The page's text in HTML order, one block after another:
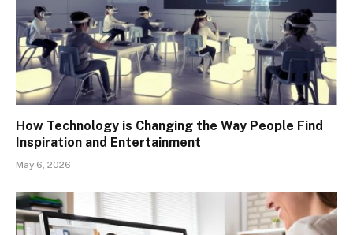
How Technology is Changing the Way People Find
Inspiration and Entertainment
May 6, 2026